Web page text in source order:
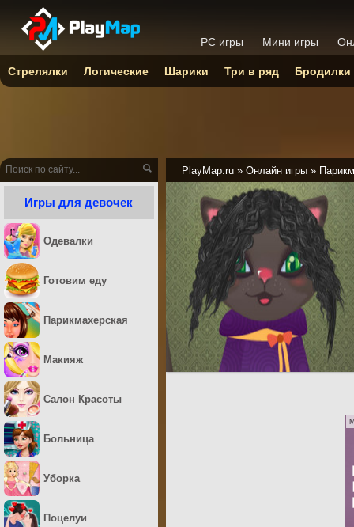
PlayMap.ru » Онлайн игры »
Игры для девочек
Одевалки
Готовим еду
Парикмахерская
Макияж
Салон Красоты
Больница
Уборка
Поцелуи
PC игры Мини игры
Стрелялки Логические Шарики Три в ряд Бродилки